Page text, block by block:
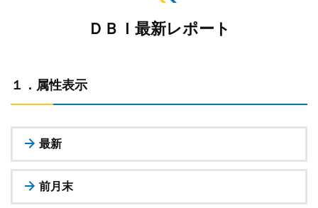
ＤＢＩ最新レポート
１．属性表示
最新
前月末